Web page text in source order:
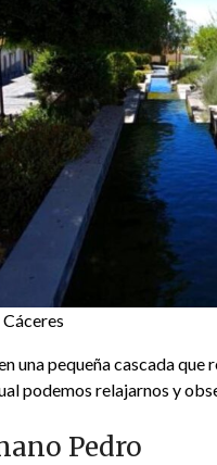
una pequeña cascada
podemos relajarnos y
Pedro